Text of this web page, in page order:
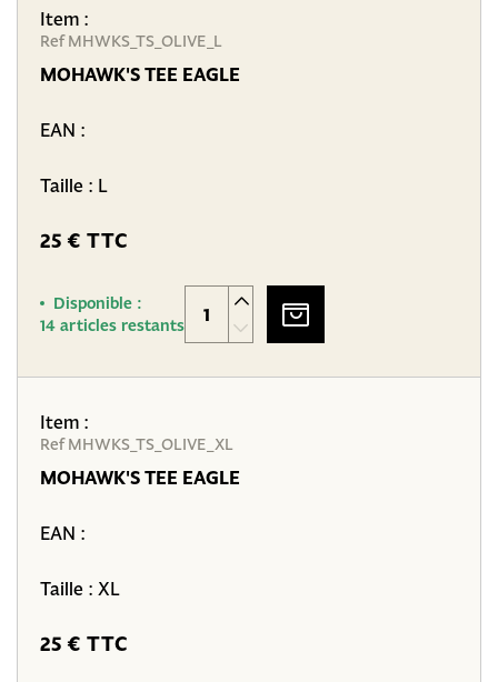
Item :
Ref MHWKS_TS_OLIVE_L
MOHAWK'S TEE EAGLE
EAN :
Taille : L
25 € TTC
Disponible :
14 articles restants
Item :
Ref MHWKS_TS_OLIVE_XL
MOHAWK'S TEE EAGLE
EAN :
Taille : XL
25 € TTC